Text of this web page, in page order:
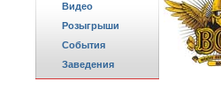
Видео
Розыгрыши
События
Заведения